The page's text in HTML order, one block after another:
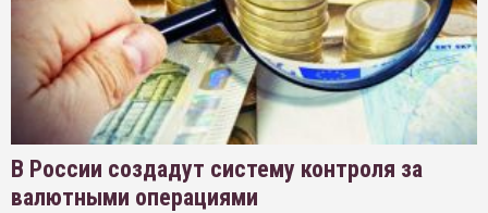
В России создадут систему контроля за
валютными операциями